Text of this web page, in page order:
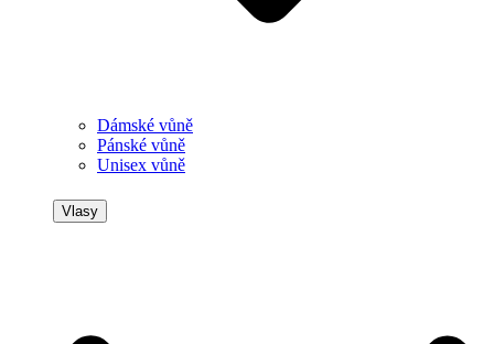
Dámské vůně
Pánské vůně
Unisex vůně
Vlasy